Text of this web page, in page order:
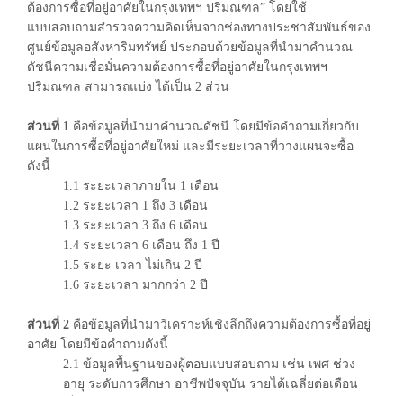
ต้องการซื้อที่อยู่อาศัยในกรุงเทพฯ ปริมณฑล” โดยใช้
แบบสอบถามสำรวจความคิดเห็นจากช่องทางประชาสัมพันธ์ของ
ศูนย์ข้อมูลอสังหาริมทรัพย์ ประกอบด้วยข้อมูลที่นำมาคำนวณ
ดัชนีความเชื่อมั่นความต้องการซื้อที่อยู่อาศัยในกรุงเทพฯ
ปริมณฑล สามารถแบ่ง ได้เป็น 2 ส่วน
ส่วนที่ 1 คือข้อมูลที่นำมาคำนวณดัชนี โดยมีข้อคำถามเกี่ยวกับ
แผนในการซื้อที่อยู่อาศัยใหม่ และมีระยะเวลาที่วางแผนจะซื้อ
ดังนี้
1.1 ระยะเวลาภายใน 1 เดือน
1.2 ระยะเวลา 1 ถึง 3 เดือน
1.3 ระยะเวลา 3 ถึง 6 เดือน
1.4 ระยะเวลา 6 เดือน ถึง 1 ปี
1.5 ระยะ เวลา ไม่เกิน 2 ปี
1.6 ระยะเวลา มากกว่า 2 ปี
ส่วนที่ 2 คือข้อมูลที่นำมาวิเคราะห์เชิงลึกถึงความต้องการซื้อที่อยู่
อาศัย โดยมีข้อคำถามดังนี้
2.1 ข้อมูลพื้นฐานของผู้ตอบแบบสอบถาม เช่น เพศ ช่วง
อายุ ระดับการศึกษา อาชีพปัจจุบัน รายได้เฉลี่ยต่อเดือน